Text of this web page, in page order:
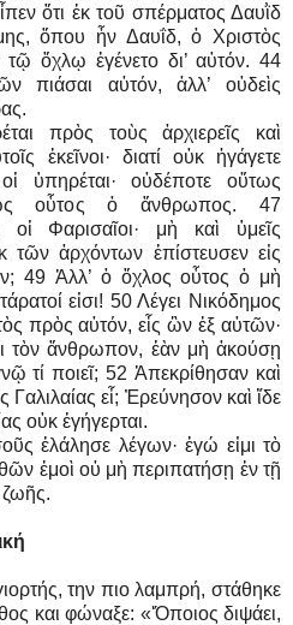
ὅτι ἐκ τοῦ σπέρματος Δαυῒδ
ὅπου ἦν Δαυΐδ, ὁ Χριστὸς
ὄχλῳ ἐγένετο δι’ αὐτόν. 44
πιάσαι αὐτόν, ἀλλ’ οὐδεὶς
πρὸς τοὺς ἀρχιερεῖς καὶ
ἐκεῖνοι· διατί οὐκ ἠγάγετε
ὑπηρέται· οὐδέποτε οὕτως
οὗτος ὁ ἄνθρωπος. 47
οἱ Φαρισαῖοι· μὴ καὶ ὑμεῖς
ἀρχόντων ἐπίστευσεν εἰς
49 Ἀλλ’ ὁ ὄχλος οὗτος ὁ μὴ
εἰσι! 50 Λέγει Νικόδημος
πρὸς αὐτόν, εἷς ὢν ἐξ αὐτῶν·
τὸν ἄνθρωπον, ἐὰν μὴ ἀκούσῃ
τί ποιεῖ; 52 Ἀπεκρίθησαν καὶ
Γαλιλαίας εἶ; Ἐρεύνησον καὶ ἴδε
οὐκ ἐγήγερται.
ἐλάλησε λέγων· ἐγώ εἰμι τὸ
ἐμοὶ οὐ μὴ περιπατήσῃ ἐν τῇ
ζωῆς.
την πιο λαμπρή, στάθηκε
και φώναξε: «'Όποιος διψάει,